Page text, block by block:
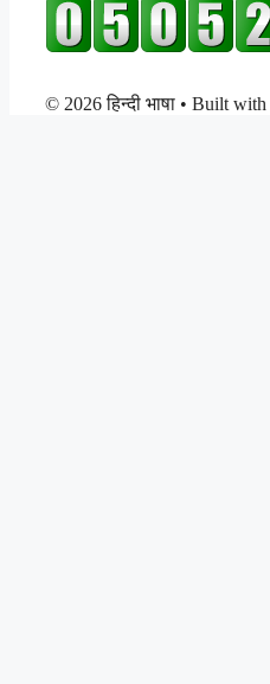
© 2026 हिन्दी भाषा • Built with